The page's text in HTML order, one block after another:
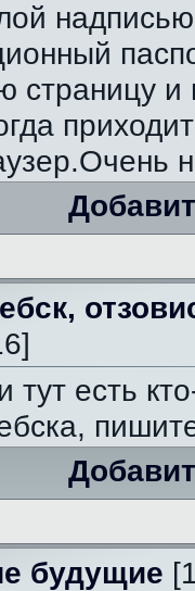
страницу и
тут есть
будущие